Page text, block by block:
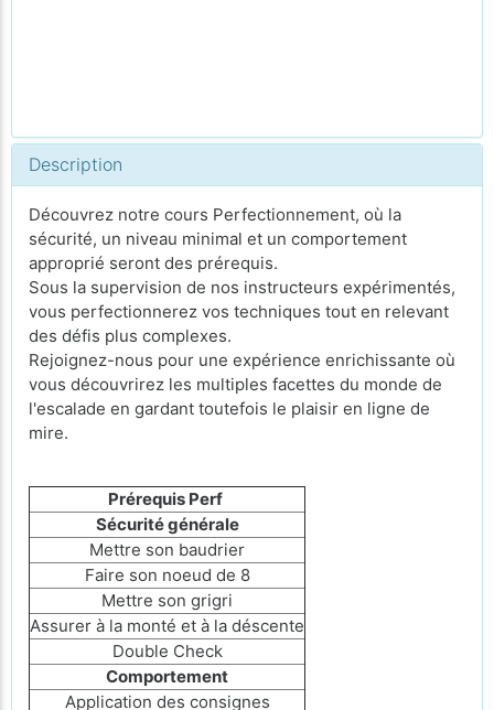
Description
Découvrez notre cours Perfectionnement, où la
sécurité, un niveau minimal et un comportement
approprié seront des prérequis.
Sous la supervision de nos instructeurs expérimentés,
vous perfectionnerez vos techniques tout en relevant
des défis plus complexes.
Rejoignez-nous pour une expérience enrichissante où
vous découvrirez les multiples facettes du monde de
l'escalade en gardant toutefois le plaisir en ligne de
mire.
Prérequis Perf
Sécurité générale
Mettre son baudrier
Faire son noeud de 8
Mettre son grigri
Assurer à la monté et à la déscente
Double Check
Comportement
Application des consignes